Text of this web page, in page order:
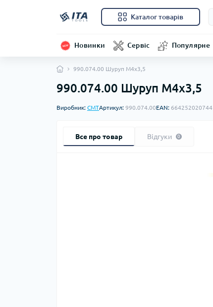
Каталог товарів
Новинки Сервіс Популярне
990.074.00 Шуруп M4x3,5
990.074.00 Шуруп M4x3,5
Виробник: CMTАртикул: 990.074.00EAN: 664252020744
Все про товар Відгуки 0